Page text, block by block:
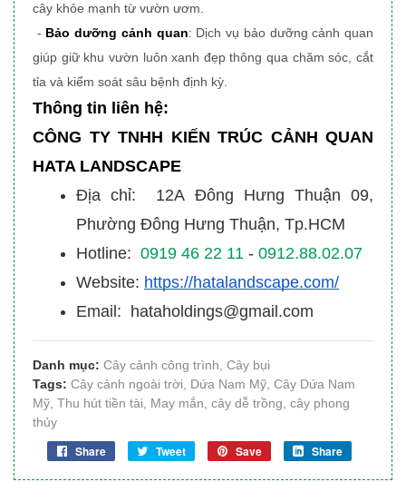
cây khỏe mạnh từ vườn ươm.
- Bảo dưỡng cảnh quan: Dịch vụ bảo dưỡng cảnh quan
giúp giữ khu vườn luôn xanh đẹp thông qua chăm sóc, cắt
tỉa và kiểm soát sâu bệnh định kỳ.
Thông tin liên hệ:
CÔNG TY TNHH KIẾN TRÚC CẢNH QUAN
HATA LANDSCAPE
Địa chỉ: 12A Đông Hưng Thuận 09,
Phường Đông Hưng Thuận, Tp.HCM
Hotline: 0919 46 22 11 - 0912.88.02.07
Website: https://hatalandscape.com/
Email: hataholdings@gmail.com
Danh mục: Cây cảnh công trình, Cây bụi
Tags: Cây cảnh ngoài trời, Dứa Nam Mỹ, Cây Dứa Nam
Mỹ, Thu hút tiền tài, May mắn, cây dễ trồng, cây phong
thủy
Share Tweet Save Share